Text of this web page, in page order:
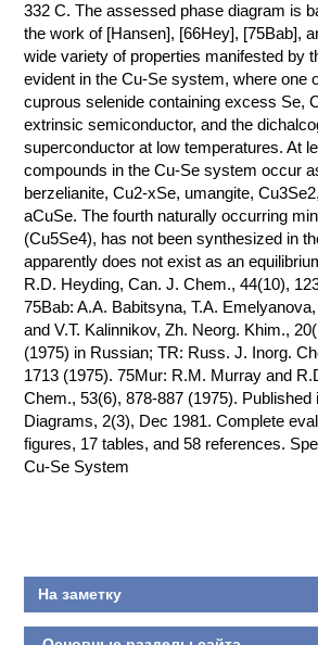
332 C. The assessed phase diagram is
the work of [Hansen], [66Hey], [75Bab],
wide variety of properties manifested by
evident in the Cu-Se system, where one
cuprous selenide containing excess Se,
extrinsic semiconductor, and the
superconductor at low temperatures. At
compounds in the Cu-Se system occur
berzelianite, Cu2-xSe, umangite,
aCuSe. The fourth naturally occurring
(Cu5Se4), has not been synthesized in
apparently does not exist as an
R.D. Heyding, Can. J. Chem., 44(10),
75Bab: A.A. Babitsyna, T.A.
and V.T. Kalinnikov, Zh. Neorg. Khim.,
(1975) in Russian; TR: Russ. J. Inorg.
1713 (1975). 75Mur: R.M. Murray and
Chem., 53(6), 878-887 (1975). Published
Diagrams, 2(3), Dec 1981. Complete
figures, 17 tables, and 58 references.
Cu-Se System
На заметку